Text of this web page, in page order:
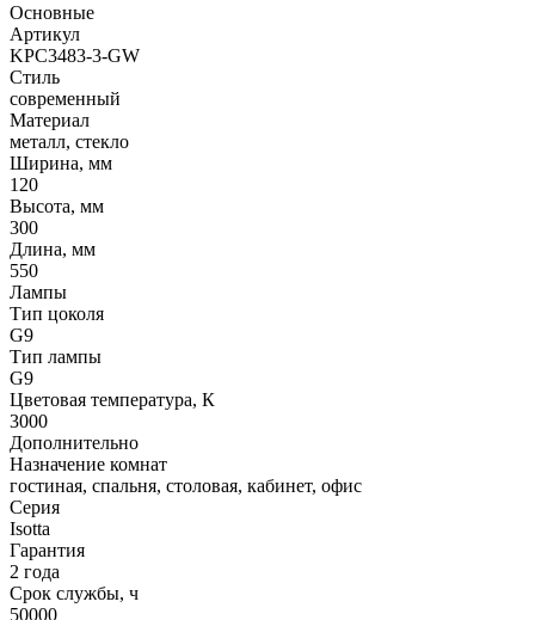
Основные
Артикул
KPC3483-3-GW
Стиль
современный
Материал
металл, стекло
Ширина, мм
120
Высота, мм
300
Длина, мм
550
Лампы
Тип цоколя
G9
Тип лампы
G9
Цветовая температура, К
3000
Дополнительно
Назначение комнат
гостиная, спальня, столовая, кабинет, офис
Серия
Isotta
Гарантия
2 года
Срок службы, ч
50000